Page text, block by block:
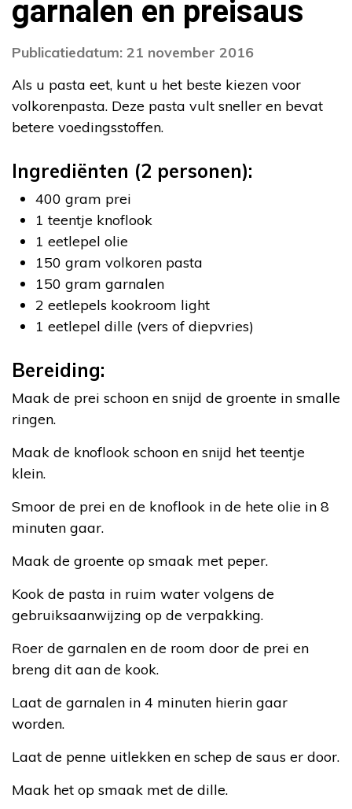
garnalen en preisaus
Publicatiedatum: 21 november 2016
Als u pasta eet, kunt u het beste kiezen voor
volkorenpasta. Deze pasta vult sneller en bevat
betere voedingsstoffen.
Ingrediënten (2 personen):
400 gram prei
1 teentje knoflook
1 eetlepel olie
150 gram volkoren pasta
150 gram garnalen
2 eetlepels kookroom light
1 eetlepel dille (vers of diepvries)
Bereiding:
Maak de prei schoon en snijd de groente in smalle
ringen.
Maak de knoflook schoon en snijd het teentje
klein.
Smoor de prei en de knoflook in de hete olie in 8
minuten gaar.
Maak de groente op smaak met peper.
Kook de pasta in ruim water volgens de
gebruiksaanwijzing op de verpakking.
Roer de garnalen en de room door de prei en
breng dit aan de kook.
Laat de garnalen in 4 minuten hierin gaar
worden.
Laat de penne uitlekken en schep de saus er door.
Maak het op smaak met de dille.